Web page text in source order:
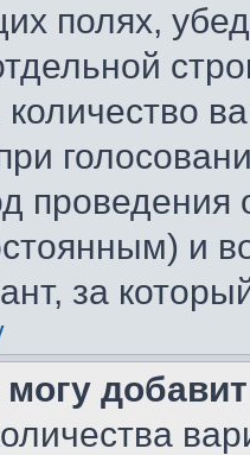
полях,
проведения
и
за